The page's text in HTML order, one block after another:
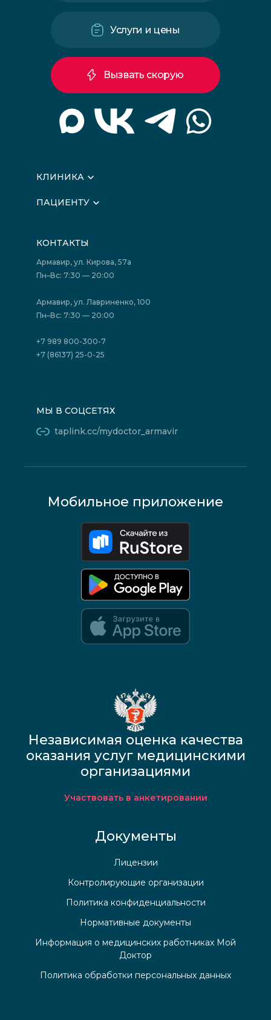
КЛИНИКА
Вышестоящие организации
Лицензии
Фотогалерея
Политика конфиденциальности
Акции
ПАЦИЕНТУ
Подготовка к сдаче анализов
Акции
Отзывы
Государственные программы
Юридическим лицам
Услуги и цены
Вызвать скорую
КОНТАКТЫ
Армавир, ул. Кирова, 57а
Пн–Вс: 7:30 — 20:00
Армавир, ул. Лавриненко, 100
Пн–Вс: 7:30 — 20:00
+7 989 800-300-7
+7 (86137) 25-0-25
МЫ В СОЦСЕТЯХ
taplink.cc/mydoctor_armavir
Мобильное приложение
Независимая оценка качества
оказания услуг медицинскими
организациями
Участвовать в анкетировании
Документы
Лицензии
Контролирующие организации
Политика конфиденциальности
Нормативные документы
Информация о медицинских работниках Мой
Доктор
Политика обработки персональных данных